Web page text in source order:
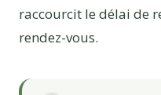
raccourcit le délai de
rendez-vous.